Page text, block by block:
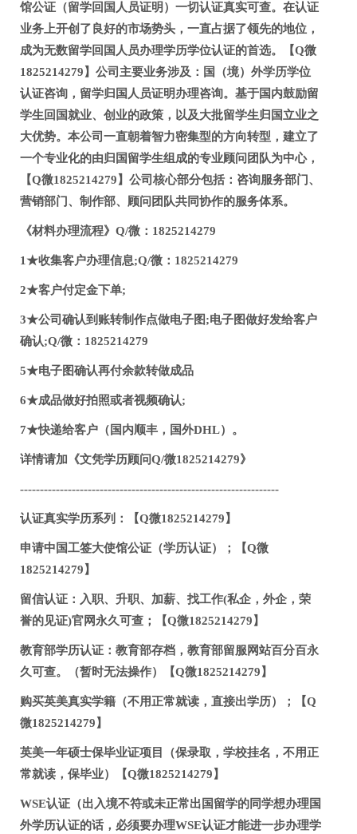
馆公证（留学回国人员证明）一切认证真实可查。在认证
业务上开创了良好的市场势头，一直占据了领先的地位，
成为无数留学回国人员办理学历学位认证的首选。【Q微
1825214279】公司主要业务涉及：国（境）外学历学位
认证咨询，留学归国人员证明办理咨询。基于国内鼓励留
学生回国就业、创业的政策，以及大批留学生归国立业之
大优势。本公司一直朝着智力密集型的方向转型，建立了
一个专业化的由归国留学生组成的专业顾问团队为中心，
【Q微1825214279】公司核心部分包括：咨询服务部门、
营销部门、制作部、顾问团队共同协作的服务体系。
《材料办理流程》Q/微：1825214279
1★收集客户办理信息;Q/微：1825214279
2★客户付定金下单;
3★公司确认到账转制作点做电子图;电子图做好发给客户
确认;Q/微：1825214279
5★电子图确认再付余款转做成品
6★成品做好拍照或者视频确认;
7★快递给客户（国内顺丰，国外DHL）。
详情请加《文凭学历顾问Q/微1825214279》
-----------------------------------------------------------------
认证真实学历系列：【Q微1825214279】
申请中国工签大使馆公证（学历认证）；【Q微
1825214279】
留信认证：入职、升职、加薪、找工作(私企，外企，荣
誉的见证)官网永久可查；【Q微1825214279】
教育部学历认证：教育部存档，教育部留服网站百分百永
久可查。（暂时无法操作）【Q微1825214279】
购买英美真实学籍（不用正常就读，直接出学历）；【Q
微1825214279】
英美一年硕士保毕业证项目（保录取，学校挂名，不用正
常就读，保毕业）【Q微1825214279】
WSE认证（出入境不符或未正常出国留学的同学想办理国
外学历认证的话，必须要办理WSE认证才能进一步办理学